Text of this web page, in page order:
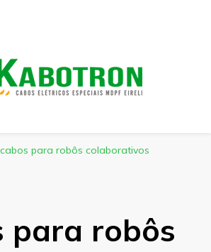
cabos para robôs colaborativos
para robôs